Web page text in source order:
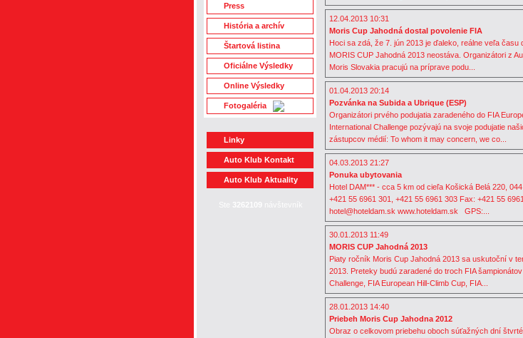
Press
História a archív
Štartová listina
Oficiálne Výsledky
Online Výsledky
Fotogaléria
Linky
Auto Klub Kontakt
Auto Klub Aktuality
3262109
12.04.2013 10:31
Moris Cup Jahodná dostal povolenie FIA
Hoci sa zdá, že 7. jún 2013 je ďaleko, reálne veľa času
MORIS CUP Jahodná 2013 neostáva. Organizátori z
Moris Slovakia pracujú na príprave podu...
01.04.2013 20:14
Pozvánka na Subida a Ubrique (ESP)
Organizátori prvého podujatia zaradeného do FIA
International Challenge pozývajú na svoje podujatie
zástupcov médií: To whom it may concern, we co...
04.03.2013 21:27
Ponuka ubytovania
Hotel DAM*** - cca 5 km od cieľa Košická Belá 220,
+421 55 6961 301, +421 55 6961 303 Fax: +421 55
hotel@hoteldam.sk www.hoteldam.sk GPS:...
30.01.2013 11:49
MORIS CUP Jahodná 2013
Piaty ročník Moris Cup Jahodná 2013 sa uskutoční v
2013. Preteky budú zaradené do troch FIA
Challenge, FIA European Hill-Climb Cup, FIA...
28.01.2013 14:40
Priebeh Moris Cup Jahodna 2012
Obraz o celkovom priebehu oboch súťažných dní